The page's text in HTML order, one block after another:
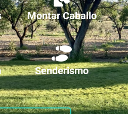
Montar Caballo
Senderismo